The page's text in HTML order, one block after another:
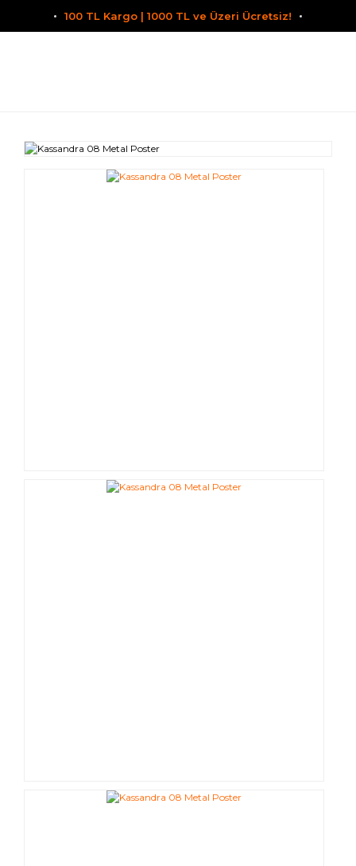
100 TL Kargo | 1000 TL ve Üzeri Ücretsiz!